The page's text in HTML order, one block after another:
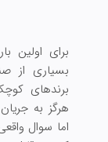
برای اولین
بسیاری از
برندهای
هرگز به
اما سوال